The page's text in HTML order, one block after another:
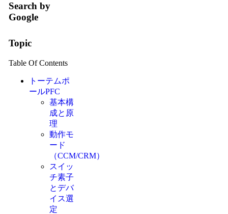
Search by
Google
Topic
Table Of Contents
トーテムポ
ールPFC
基本構
成と原
理
動作モ
ード
（CCM/CRM）
スイッ
チ素子
とデバ
イス選
定